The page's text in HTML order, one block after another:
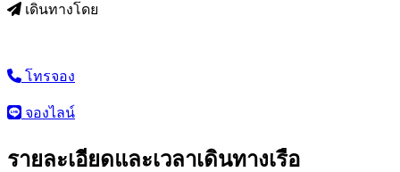
เดินทางโดย
โทรจอง
จองไลน์
รายละเอียดและเวลาเดินทางเรือ